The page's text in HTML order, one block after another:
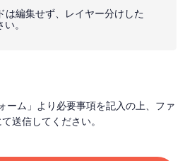
は編集せず、レイヤー分けした
。
ーム」より必要事項を記入の上、ファ
送信してください。